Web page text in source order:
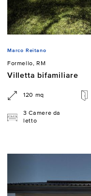
Marco Reitano
Formello, RM
Villetta bifamiliare
120 mq
3 Camere da
letto